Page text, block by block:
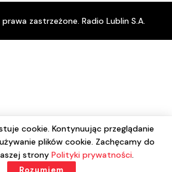
zastrzeżone. Radio Lublin S.A.
cookie. Kontynuując przeglądanie
plików cookie. Zachęcamy do
strony Polityki prywatności.
Rozumiem